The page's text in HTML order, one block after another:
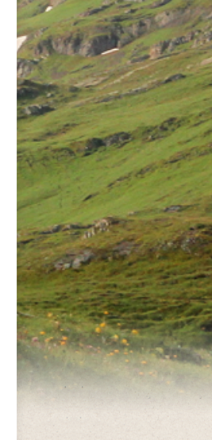
Trail-Suche